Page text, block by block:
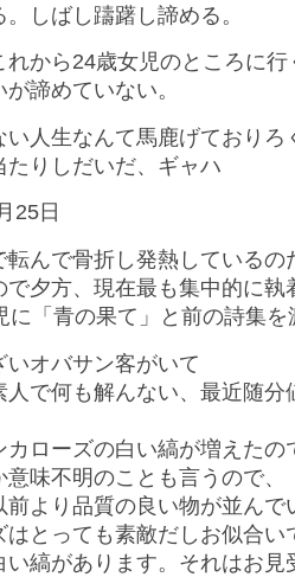
しばし躊躇し諦める。
から24歳女児のところに行
諦めていない。
人生なんて馬鹿げておりろ
りしだいだ、ギャハ
25日
んで骨折し発熱しているの
で夕方、現在最も集中的に
に「青の果て」と前の詩集
オバサン客がいて
人で何も解んない、最近随
カローズの白い縞が増えた
味不明のことも言うので、
前より品質の良い物が並ん
はとっても素敵だしお似合
い縞があります。それはお見